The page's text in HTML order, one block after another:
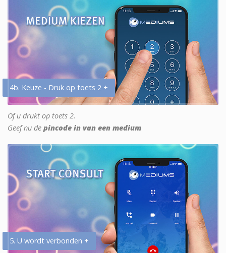
4b. Keuze - Druk op toets 2 +
Of u drukt op toets 2.
Geef nu de pincode in van een medium
5. U wordt verbonden +